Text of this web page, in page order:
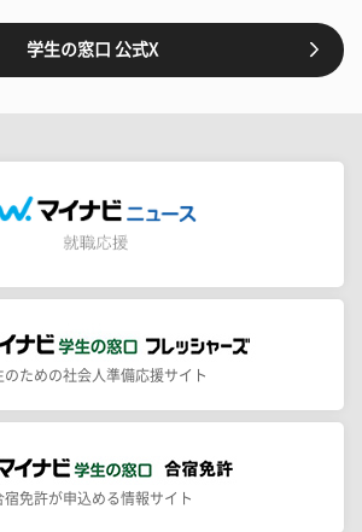
学生の窓口 公式X
のための社会人準備応援サイト
宿免許が申込める情報サイト